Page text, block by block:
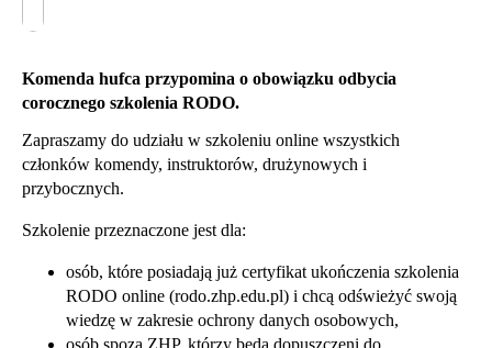
Komenda hufca przypomina o obowiązku odbycia
corocznego szkolenia RODO.
Zapraszamy do udziału w szkoleniu online wszystkich
członków komendy, instruktorów, drużynowych i
przybocznych.
Szkolenie przeznaczone jest dla:
osób, które posiadają już certyfikat ukończenia szkolenia
RODO online (rodo.zhp.edu.pl) i chcą odświeżyć swoją
wiedzę w zakresie ochrony danych osobowych,